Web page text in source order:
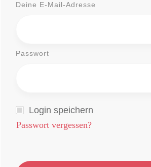
Deine E-Mail-Adresse
Passwort
Login speichern
Passwort vergessen?